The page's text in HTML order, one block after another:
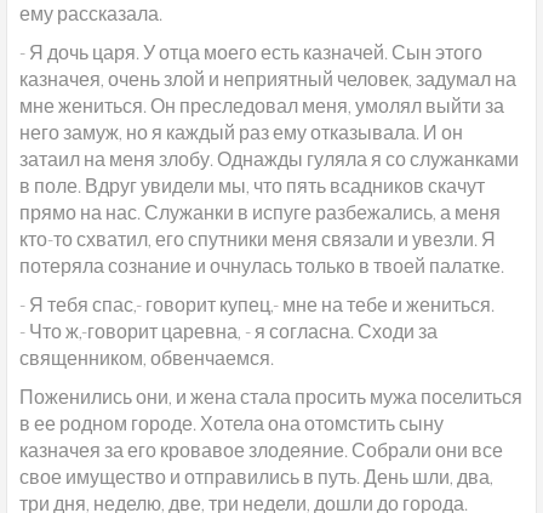
ему рассказала.
- Я дочь царя. У отца моего есть казначей. Сын этого
казначея, очень злой и неприятный человек, задумал на
мне жениться. Он преследовал меня, умолял выйти за
него замуж, но я каждый раз ему отказывала. И он
затаил на меня злобу. Однажды гуляла я со служанками
в поле. Вдруг увидели мы, что пять всадников скачут
прямо на нас. Служанки в испуге разбежались, а меня
кто-то схватил, его спутники меня связали и увезли. Я
потеряла сознание и очнулась только в твоей палатке.
- Я тебя спас,- говорит купец,- мне на тебе и жениться.
- Что ж,-говорит царевна, - я согласна. Сходи за
священником, обвенчаемся.
Поженились они, и жена стала просить мужа поселиться
в ее родном городе. Хотела она отомстить сыну
казначея за его кровавое злодеяние. Собрали они все
свое имущество и отправились в путь. День шли, два,
три дня, неделю, две, три недели, дошли до города.